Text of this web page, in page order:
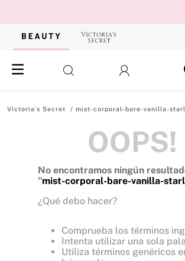
mist-corporal-bare-vanilla-
OOPS!
No encontramos ningún
"mist-corporal-bare-vanilla-
¿Qué debo hacer?
Comprueba los términos
Intenta utilizar una sola
Utiliza términos genéricos